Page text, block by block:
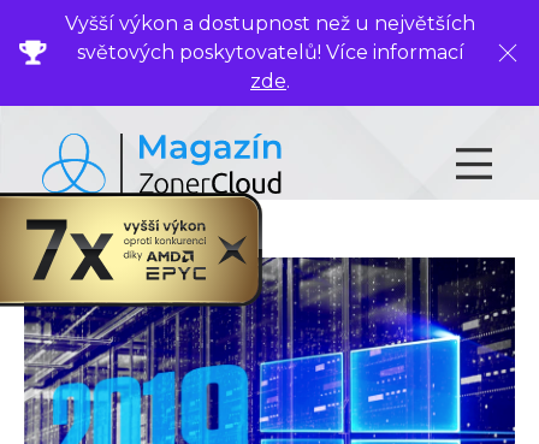
Vyšší výkon a dostupnost než u největších
světových poskytovatelů! Více informací
zde.